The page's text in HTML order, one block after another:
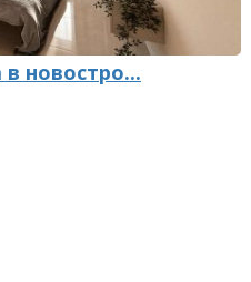
новостро...